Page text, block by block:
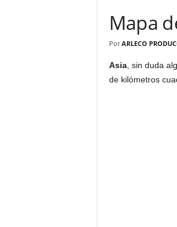
Mapa
Por ARLECO
Asia, sin duda
de kilómetros